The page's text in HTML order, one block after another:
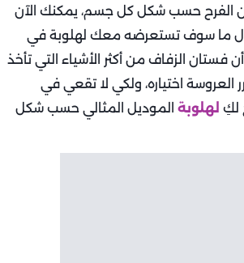
الفرح حسب شكل كل جسم، يمكنك الآن
ما سوف تستعرضه معك لهلوبة في
فستان الزفاف من أكثر الأشياء التي تأخذ
العروسة اختياره، ولكي لا تقعي في
لكِ لهلوبة الموديل المثالي حسب شكل